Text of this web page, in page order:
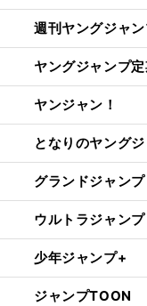
週刊ヤングジャ
ヤングジャンプ
ヤンジャン！
となりのヤング
グランドジャンプ
ウルトラジャンプ
少年ジャンプ+
ジャンプTOON